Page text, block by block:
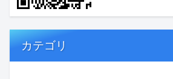
カテゴリ